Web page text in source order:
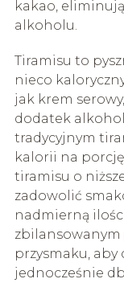
kakao,
alkoholu.
Tiramisu to
nieco
jak krem
dodatek
tradycyjnym
kalorii na
tiramisu o
zadowolić
nadmierną
przysmaku, aby
jednocześnie